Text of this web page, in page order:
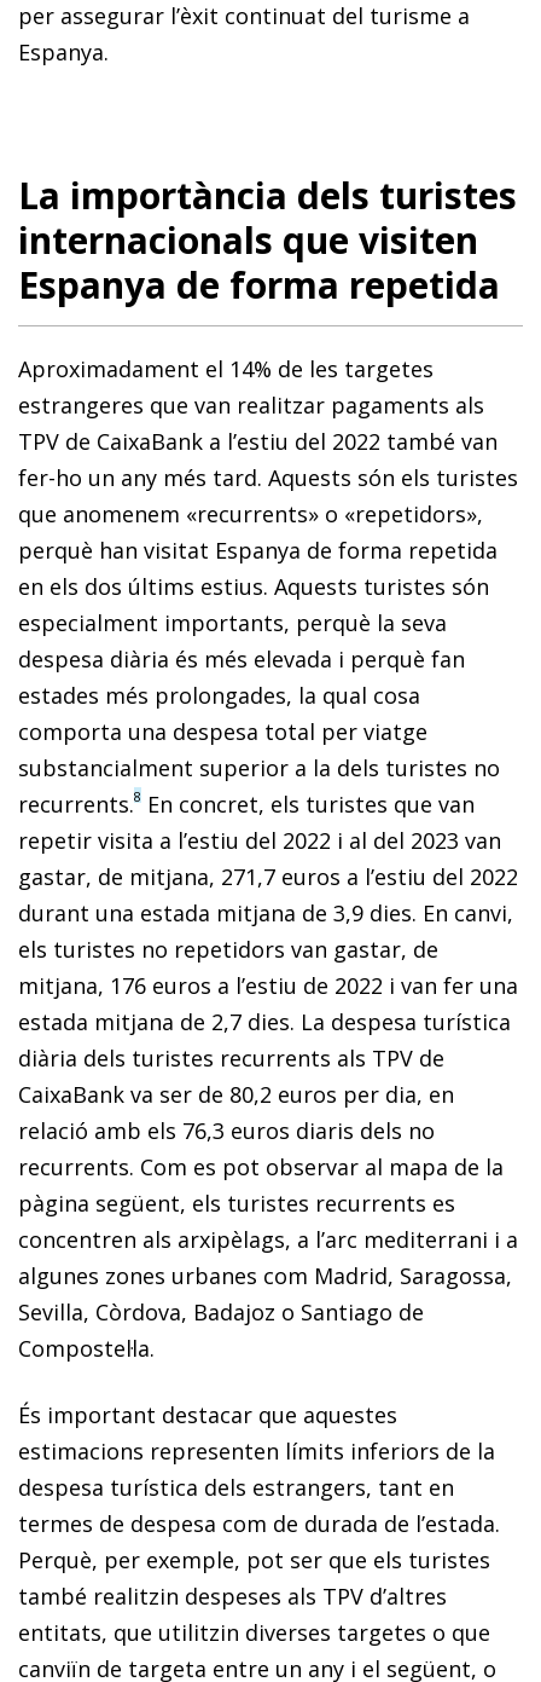
per assegurar l’èxit continuat del turisme a
Espanya.
La importància dels turistes
internacionals que visiten
Espanya de forma repetida
Aproximadament el 14% de les targetes
estrangeres que van realitzar pagaments als
TPV de CaixaBank a l’estiu del 2022 també van
fer-ho un any més tard. Aquests són els turistes
que anomenem «recurrents» o «repetidors»,
perquè han visitat Espanya de forma repetida
en els dos últims estius. Aquests turistes són
especialment importants, perquè la seva
despesa diària és més elevada i perquè fan
estades més prolongades, la qual cosa
comporta una despesa total per viatge
substancialment superior a la dels turistes no
recurrents.8 En concret, els turistes que van
repetir visita a l’estiu del 2022 i al del 2023 van
gastar, de mitjana, 271,7 euros a l’estiu del 2022
durant una estada mitjana de 3,9 dies. En canvi,
els turistes no repetidors van gastar, de
mitjana, 176 euros a l’estiu de 2022 i van fer una
estada mitjana de 2,7 dies. La despesa turística
diària dels turistes recurrents als TPV de
CaixaBank va ser de 80,2 euros per dia, en
relació amb els 76,3 euros diaris dels no
recurrents. Com es pot observar al mapa de la
pàgina següent, els turistes recurrents es
concentren als arxipèlags, a l’arc mediterrani i a
algunes zones urbanes com Madrid, Saragossa,
Sevilla, Còrdova, Badajoz o Santiago de
Compostel·la.
És important destacar que aquestes
estimacions representen límits inferiors de la
despesa turística dels estrangers, tant en
termes de despesa com de durada de l’estada.
Perquè, per exemple, pot ser que els turistes
també realitzin despeses als TPV d’altres
entitats, que utilitzin diverses targetes o que
canviïn de targeta entre un any i el següent, o